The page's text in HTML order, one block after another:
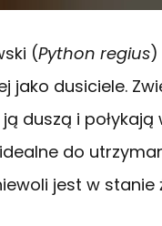
(Python regius)
jako dusiciele.
duszą i
idealne do
jest w